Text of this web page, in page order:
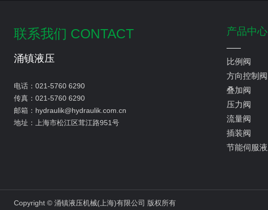
联系我们 CONTACT
涌镇液压
电话： 021-5760 6290
传真： 021-5760 6290
邮箱： hydraulik@hydraulik.com.cn
地址：
上海市松江区茸江路951号
产品中心
比例阀
方向控制阀
叠加阀
压力阀
流量阀
插装阀
节能伺服
Copyright © 涌镇液压机械(上海)有限公司 版权所有